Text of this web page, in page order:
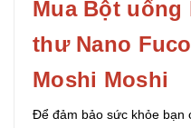
Mua Bột
thư Nano
Moshi Moshi
Để đảm bảo sức khỏe bạn